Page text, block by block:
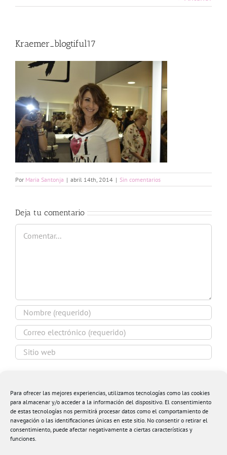
Para ofrecer las mejores experiencias, utilizamos tecnologías como las cookies
para almacenar y/o acceder a la información del dispositivo. El consentimiento
de estas tecnologías nos permitirá procesar datos como el comportamiento de
navegación o las identificaciones únicas en este sitio. No consentir o retirar el
consentimiento, puede afectar negativamente a ciertas características y
funciones.
Kraemer_blogtiful17
Por Maria Santonja | abril 14th, 2014 | Sin comentarios
Deja tu comentario
Comentar
navegador para la próxima vez que comente.